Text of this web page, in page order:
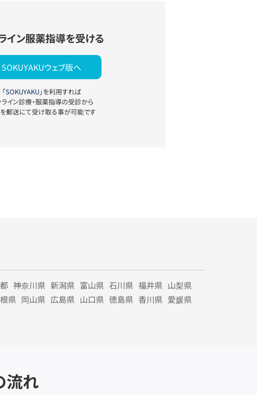
イン服薬指導を受ける
SOKUYAKUウェブ版へ
「SOKUYAKU」を利用すれば
ライン診療・服薬指導の受診から
郵送にて受け取る事が可能です
神奈川県 新潟県 富山県 石川県 福井県 山梨県
県 岡山県 広島県 山口県 徳島県 香川県 愛媛県
流れ